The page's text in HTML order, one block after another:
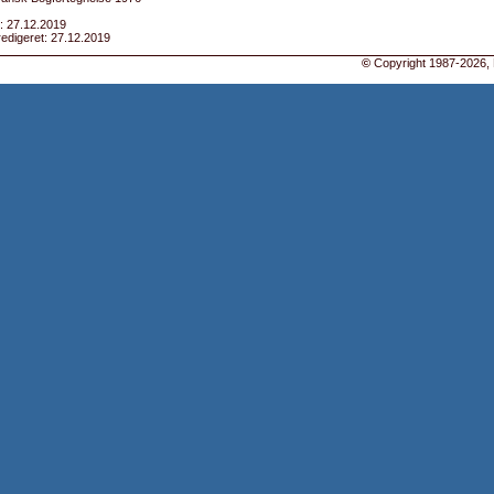
27.12.2019
27.12.2019
© Copyright 1987-